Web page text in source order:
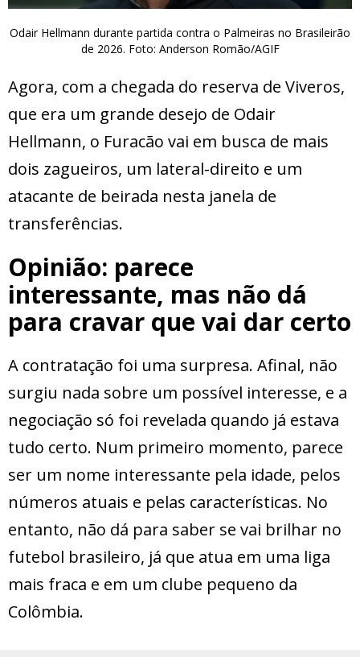
Odair Hellmann durante partida contra o Palmeiras no Brasileirão
de 2026. Foto: Anderson Romão/AGIF
Agora, com a chegada do reserva de Viveros,
que era um grande desejo de Odair
Hellmann, o Furacão vai em busca de mais
dois zagueiros, um lateral-direito e um
atacante de beirada nesta janela de
transferências.
Opinião: parece
interessante, mas não dá
para cravar que vai dar certo
A contratação foi uma surpresa. Afinal, não
surgiu nada sobre um possível interesse, e a
negociação só foi revelada quando já estava
tudo certo. Num primeiro momento, parece
ser um nome interessante pela idade, pelos
números atuais e pelas características. No
entanto, não dá para saber se vai brilhar no
futebol brasileiro, já que atua em uma liga
mais fraca e em um clube pequeno da
Colômbia.